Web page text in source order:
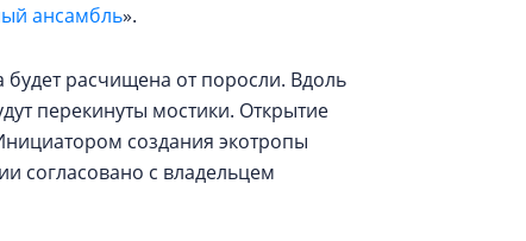
ансамбль».
расчищена от поросли. Вдоль
перекинуты мостики. Открытие
создания экотропы
согласовано с владельцем